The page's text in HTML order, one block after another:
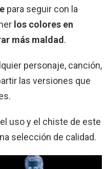
para seguir con la
los colores en
más maldad.
personaje, canción,
las versiones que
uso y el chiste de este
selección de calidad.